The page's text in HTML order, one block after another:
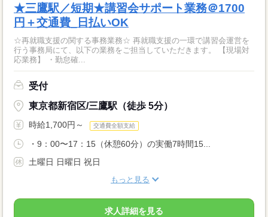
★三鷹駅／短期★講習会サポート業務＠1700
円＋交通費_日払いOK
☆再就職支援の関する事務業務☆ 再就職支援の一環で講習会運営を
行う事務局にて、以下の業務をご担当していただきます。 【現場対
応業務】 ・勤怠確...
受付
東京都新宿区/三鷹駅（徒歩 5分）
時給1,700円～ 交通費全額支給
・9：00〜17：15（休憩60分）の実働7時間15...
土曜日 日曜日 祝日
もっと見る
求人詳細を見る